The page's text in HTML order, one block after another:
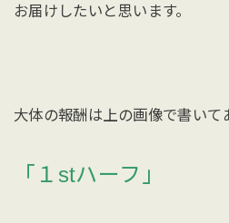
お届けしたいと思います。
大体の報酬は上の画像で書いて
「１stハーフ」